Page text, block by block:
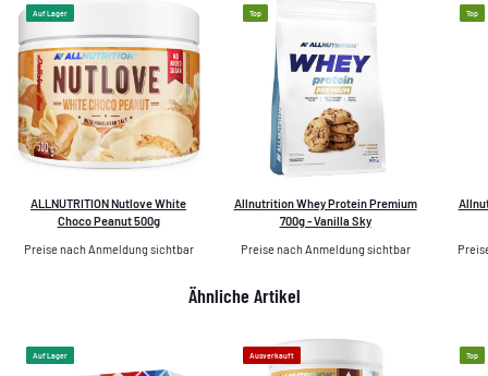
Auf Lager
ALLNUTRITION Nutlove White
Choco Peanut 500g
Preise nach Anmeldung sichtbar
Top
Allnutrition Whey Protein Premium
700g - Vanilla Sky
Preise nach Anmeldung sichtbar
Top
Ähnliche Artikel
Auf Lager Ausverkauft Top